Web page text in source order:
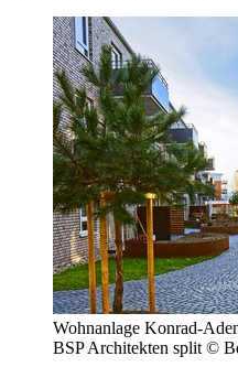
Wohnanlage Konrad-
BSP Architekten split ©